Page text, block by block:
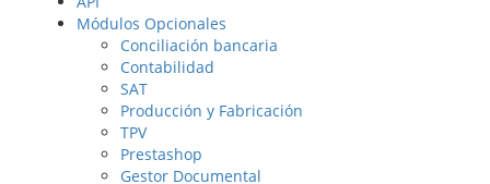
Módulos Opcionales
Conciliación bancaria
Contabilidad
SAT
Producción y Fabricación
TPV
Prestashop
Gestor Documental